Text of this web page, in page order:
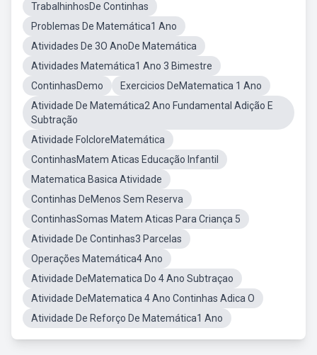
TrabalhinhosDe Continhas
Problemas De Matemática1 Ano
Atividades De 3O AnoDe Matemática
Atividades Matemática1 Ano 3 Bimestre
ContinhasDemo
Exercicios DeMatematica 1 Ano
Atividade De Matemática2 Ano Fundamental Adição E
Subtração
Atividade FolcloreMatemática
ContinhasMatem Aticas Educação Infantil
Matematica Basica Atividade
Continhas DeMenos Sem Reserva
ContinhasSomas Matem Aticas Para Criança 5
Atividade De Continhas3 Parcelas
Operações Matemática4 Ano
Atividade DeMatematica Do 4 Ano Subtraçao
Atividade DeMatematica 4 Ano Continhas Adica O
Atividade De Reforço De Matemática1 Ano